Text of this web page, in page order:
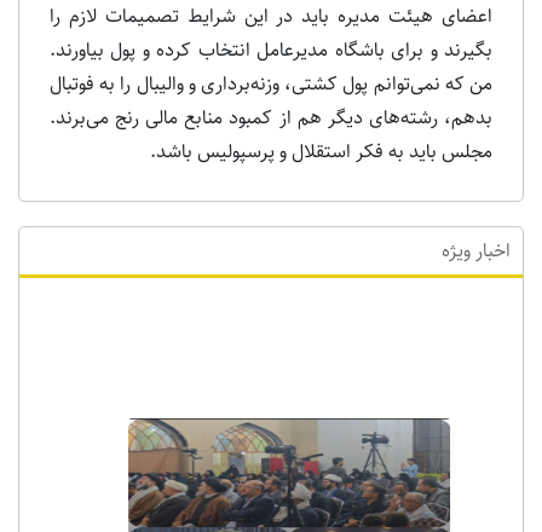
اعضای هیئت مدیره باید در این شرایط تصمیمات لازم را
بگیرند و برای باشگاه مدیرعامل انتخاب کرده و پول بیاورند.
من که نمی‌توانم پول کشتی، وزنه‌برداری و والیبال را به فوتبال
بدهم، رشته‌های دیگر هم از کمبود منابع مالی رنج می‌برند.
مجلس باید به فکر استقلال و پرسپولیس باشد.
اخبار ویژه